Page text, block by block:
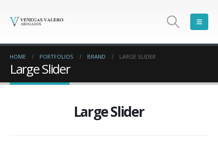
HOME PORTFOLIOS BRAND LARGE SLIDER
Large Slider
Large Slider